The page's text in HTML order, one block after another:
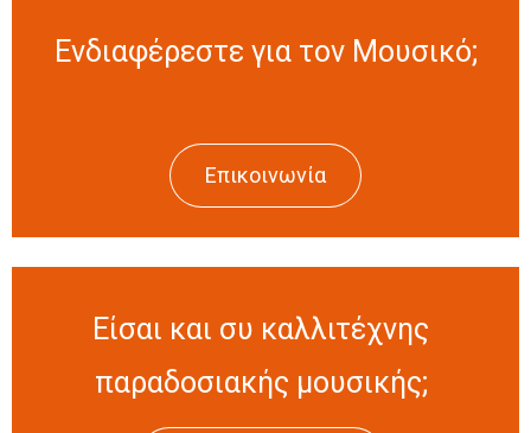
Ενδιαφέρεστε για τον Μουσικό;
Επικοινωνία
Είσαι και συ καλλιτέχνης
παραδοσιακής μουσικής;